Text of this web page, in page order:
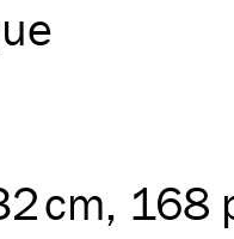
cm, 168